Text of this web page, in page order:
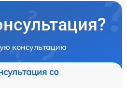
консультацию
со